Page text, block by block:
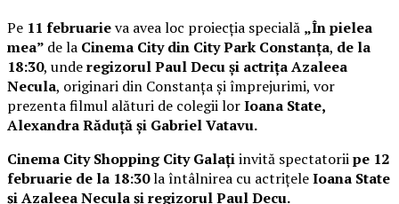
Pe 11 februarieva avea loc proiecția specială „În pielea
mea” de la Cinema City din City Park Constanța, de la
18:30, underegizorul Paul Decu și actrița Azaleea
Necula, originari din Constanța și împrejurimi, vor
prezenta filmul alături de colegii lorIoana State,
Alexandra Răduță și Gabriel Vatavu.
Cinema City Shopping City Galațiinvită spectatoriipe 12
februarie de la 18:30la întâlnirea cu actrițeleIoana State
și Azaleea Necula și regizorul Paul Decu.